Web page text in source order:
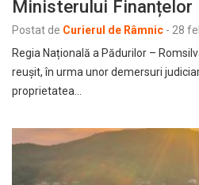
Ministerului Finanțelor
Postat de Curierul de Râmnic - 28
Regia Națională a Pădurilor –
reușit, în urma unor demersuri
proprietatea…